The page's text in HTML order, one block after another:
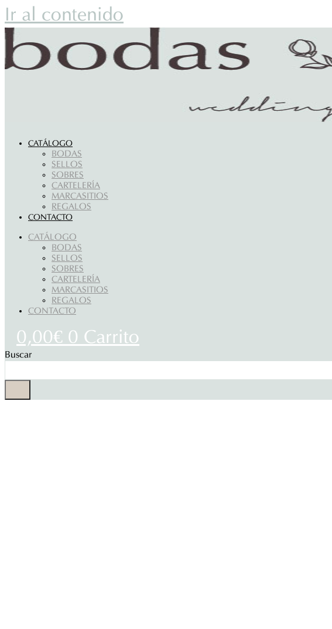
Ir al contenido
CATÁLOGO
BODAS
SELLOS
SOBRES
CARTELERÍA
MARCASITIOS
REGALOS
CONTACTO
CATÁLOGO
BODAS
SELLOS
SOBRES
CARTELERÍA
MARCASITIOS
REGALOS
CONTACTO
0,00€ 0 Carrito
Buscar